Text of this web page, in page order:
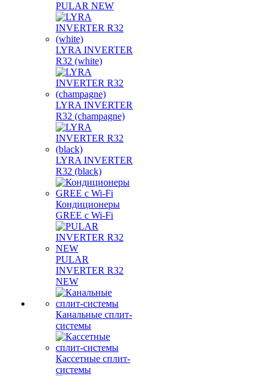
PULAR NEW
LYRA INVERTER
R32 (white)
LYRA INVERTER
R32 (champagne)
LYRA INVERTER
R32 (black)
Кондиционеры
GREE с Wi-Fi
PULAR
INVERTER R32
NEW
Канальные сплит-
системы
Кассетные сплит-
системы